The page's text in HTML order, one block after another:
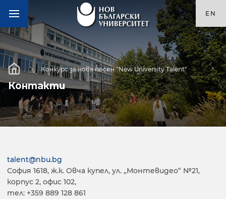
EN
Конкурс за нова песен "New University Talent"
Контакти
talent@nbu.bg
София 1618, ж.к. Овча купел, ул. „Монтевидео“ №21,
корпус 2, офис 102,
тел: +359 889 128 861